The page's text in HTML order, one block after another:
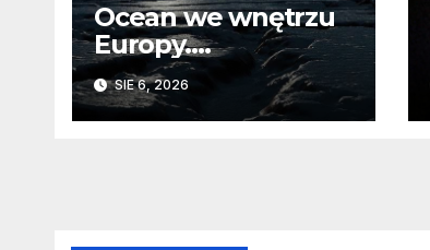
Ocean we wnętrzu
Europy.
Odizolowani przez
lodową barierę
SIE 6, 2026